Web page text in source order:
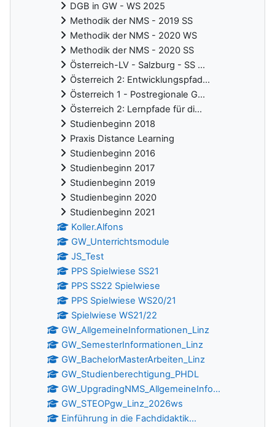
DGB in GW - WS 2025
Methodik der NMS - 2019 SS
Methodik der NMS - 2020 WS
Methodik der NMS - 2020 SS
Österreich-LV - Salzburg - SS ...
Österreich 2: Entwicklungspfad...
Österreich 1 - Postregionale G...
Österreich 2: Lernpfade für di...
Studienbeginn 2018
Praxis Distance Learning
Studienbeginn 2016
Studienbeginn 2017
Studienbeginn 2019
Studienbeginn 2020
Studienbeginn 2021
Koller.Alfons
GW_Unterrichtsmodule
JS_Test
PPS Spielwiese SS21
PPS SS22 Spielwiese
PPS Spielwiese WS20/21
Spielwiese WS21/22
GW_AllgemeineInformationen_Linz
GW_SemesterInformationen_Linz
GW_BachelorMasterArbeiten_Linz
GW_Studienberechtigung_PHDL
GW_UpgradingNMS_AllgemeineInfo...
GW_STEOPgw_Linz_2026ws
Einführung in die Fachdidaktik...